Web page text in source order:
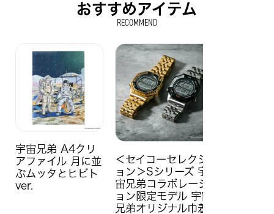
おすすめアイテム
RECOMMEND
宇宙兄弟 A4クリ
アファイル 月に並
ぶムッタとヒビト
ver.
＜セイコーセレクシ
ョン＞Sシリーズ 宇
宙兄弟コラボレーシ
ョン限定モデル 宇宙
兄弟オリジナル巾着